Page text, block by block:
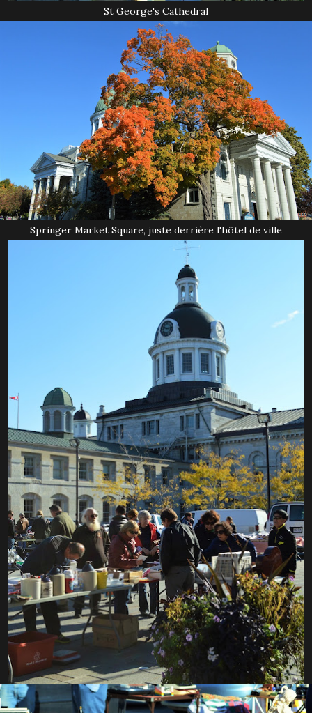
St George's Cathedral
Springer Market Square, juste derrière l'hôtel de ville